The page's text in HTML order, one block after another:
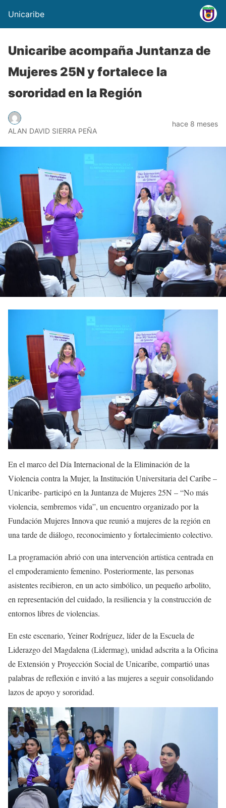
Unicaribe
Unicaribe acompaña Juntanza de
Mujeres 25N y fortalece la
sororidad en la Región
ALAN DAVID SIERRA PEÑA
hace 8 meses
En el marco del Día Internacional de la Eliminación de la
Violencia contra la Mujer, la Institución Universitaria del Caribe –
Unicaribe- participó en la Juntanza de Mujeres 25N – “No más
violencia, sembremos vida”, un encuentro organizado por la
Fundación Mujeres Innova que reunió a mujeres de la región en
una tarde de diálogo, reconocimiento y fortalecimiento colectivo.
La programación abrió con una intervención artística centrada en
el empoderamiento femenino. Posteriormente, las personas
asistentes recibieron, en un acto simbólico, un pequeño arbolito,
en representación del cuidado, la resiliencia y la construcción de
entornos libres de violencias.
En este escenario, Yeiner Rodríguez, líder de la Escuela de
Liderazgo del Magdalena (Lidermag), unidad adscrita a la Oficina
de Extensión y Proyección Social de Unicaribe, compartió unas
palabras de reflexión e invitó a las mujeres a seguir consolidando
lazos de apoyo y sororidad.